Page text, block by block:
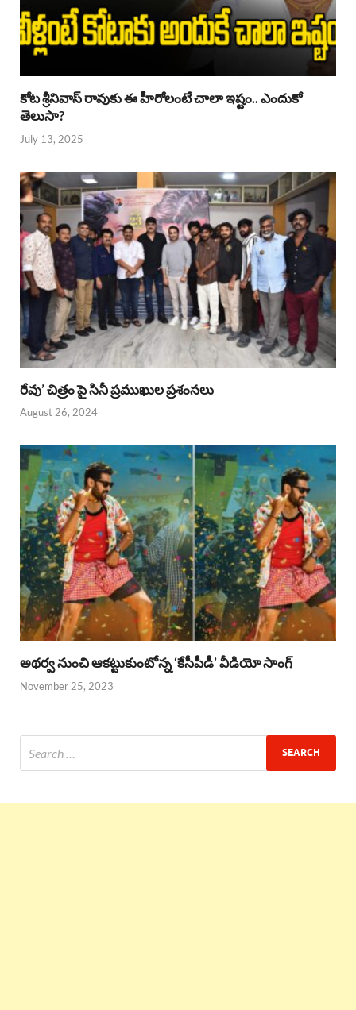
కోట శ్రీనివాస్ రావుకు ఈ హీరోలంటే చాలా ఇష్టం.. ఎందుకో
తెలుసా?
July 13, 2025
రేవు’ చిత్రం పై సినీ ప్రముఖుల ప్రశంసలు
August 26, 2024
అథర్వ నుంచి ఆకట్టుకుంటోన్న ‘కేసీపీడీ’ వీడియో సాంగ్
November 25, 2023